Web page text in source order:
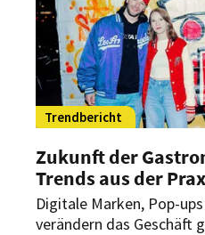
Trendbericht
Zukunft der
Trends aus der
Digitale Marken, Pop-
verändern das Geschäft